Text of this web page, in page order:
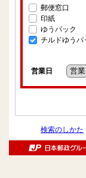
郵便窓口
印紙
ゆうパック
チルドゆうパ
営業日
検索のしかた